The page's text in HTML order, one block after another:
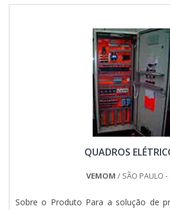
montagem de quadros elétricos.
altamente qualificada e
padrões possíveis por contar
qualidade onde são realizadas as
técnico de engenharia e projetos
atender diversos tipos de
agregados a uma equipe
associados e profissionais
essência de trazer o melhor para todos
QUADROS
VEMOM / SÃO PAULO -
Sobre o Produto Para a solução de